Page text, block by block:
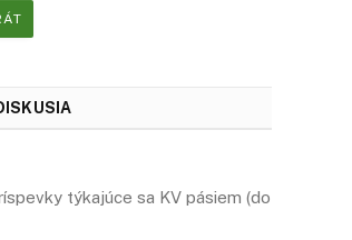
týkajúce sa KV pásiem (do